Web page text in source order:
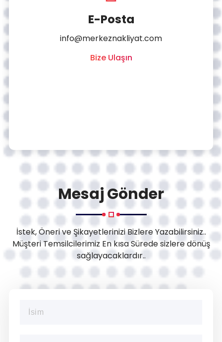
E-Posta
info@merkeznakliyat.com
Bize Ulaşın
Mesaj Gönder
İstek, Öneri ve Şikayetlerinizi Bizlere Yazabilirsiniz..
Müşteri Temsilcilerimiz En kısa Sürede sizlere dönüş
sağlayacaklardır..